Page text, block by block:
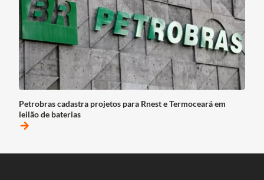
Petrobras cadastra projetos para Rnest e Termoceará em
leilão de baterias
arrow_forward